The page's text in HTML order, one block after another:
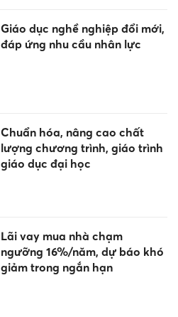
Giáo dục nghề nghiệp đổi mới,
đáp ứng nhu cầu nhân lực
Chuẩn hóa, nâng cao chất
lượng chương trình, giáo trình
giáo dục đại học
Lãi vay mua nhà chạm
ngưỡng 16%/năm, dự báo khó
giảm trong ngắn hạn